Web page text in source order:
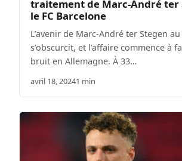
traitement de Marc-André ter
le FC Barcelone
L’avenir de Marc-André ter Stegen
s’obscurcit, et l’affaire commence à
bruit en Allemagne. À 33…
avril 18, 20241 min